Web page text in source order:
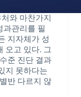
와 마찬가지
과관리를 필
지자체가 성
오고 있다. 그
준 진단 결과
지 못하다는
반 다르지 않